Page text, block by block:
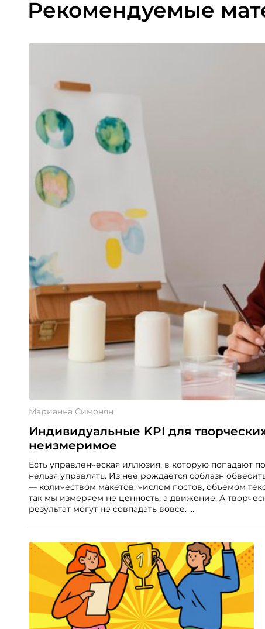
Рекомендуемые
Марианна Симонян
Индивидуальные KPI для
неизмеримое
Есть управленческая иллюзия, в которую попадают
нельзя управлять. Из неё рождается соблазн
— количеством макетов, числом постов, объёмом
так мы измеряем не ценность, а движение. А
результат могут не совпадать вовсе.